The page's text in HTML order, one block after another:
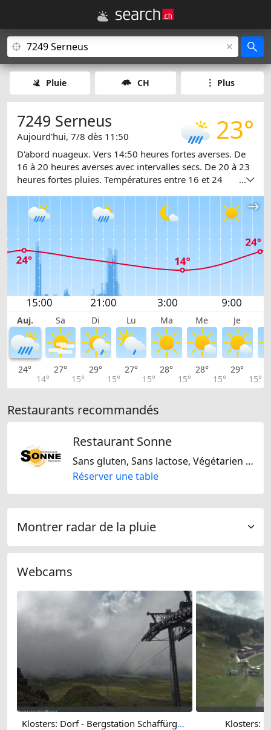
Pluie CH Plus
23°
7249 Serneus
Aujourd'hui, 7/8 dès 11:50
D'abord nuageux. Vers 14:50 heures fortes averses. De
16 à 20 heures averses avec intervalles secs. De 20 à 23
heures fortes pluies. Températures entre 16 et 24
...
Auj. Sa Di Lu Ma Me Je
24°
14°
27°
15°
29°
15°
27°
15°
28°
15°
28°
15°
29°
15°
Restaurants recommandés
Restaurant Sonne
Sans gluten, Sans lactose, Végétarien uniquement, Européene, Internationale, Suisse
Réserver une table
Montrer radar de la pluie
Webcams
Klosters: Dorf - Bergstation Schaffürggli Klosters: